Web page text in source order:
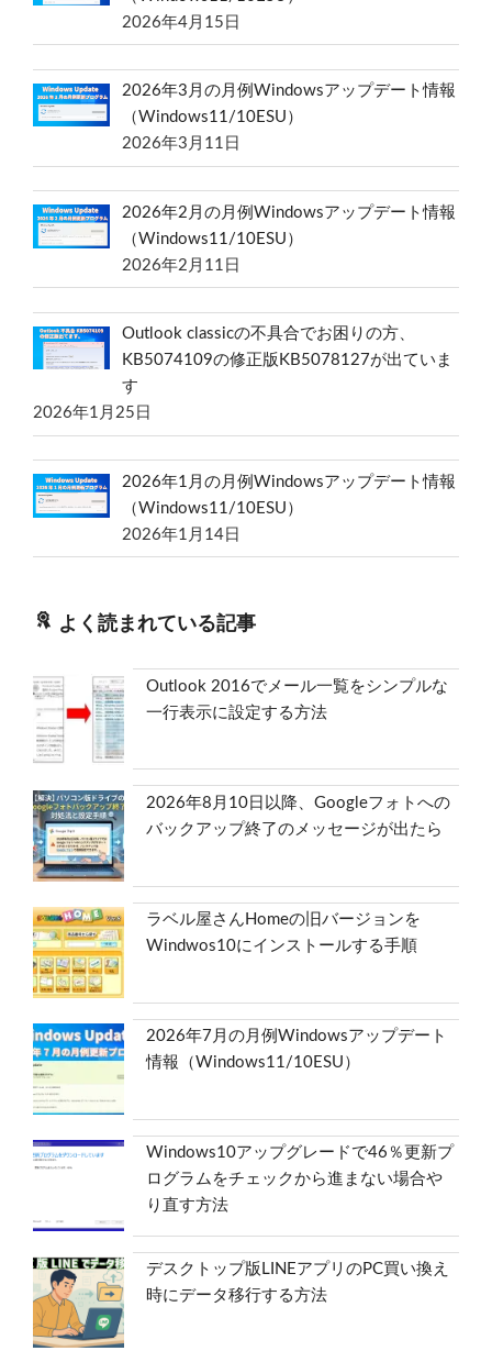
2026年4月15日
2026年3月の月例Windowsアップデート情報
（Windows11/10ESU）
2026年3月11日
2026年2月の月例Windowsアップデート情報
（Windows11/10ESU）
2026年2月11日
Outlook classicの不具合でお困りの方、
KB5074109の修正版KB5078127が出ていま
す
2026年1月25日
2026年1月の月例Windowsアップデート情報
（Windows11/10ESU）
2026年1月14日
よく読まれている記事
Outlook 2016でメール一覧をシンプルな
一行表示に設定する方法
2026年8月10日以降、Googleフォトへの
バックアップ終了のメッセージが出たら
ラベル屋さんHomeの旧バージョンを
Windwos10にインストールする手順
2026年7月の月例Windowsアップデート
情報（Windows11/10ESU）
Windows10アップグレードで46％更新プ
ログラムをチェックから進まない場合や
り直す方法
デスクトップ版LINEアプリのPC買い換え
時にデータ移行する方法